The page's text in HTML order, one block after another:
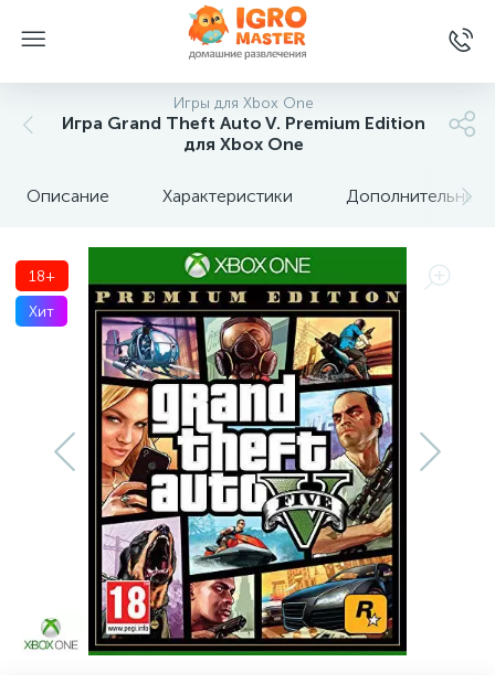
Игры для Xbox One
Игра Grand Theft Auto V. Premium Edition
для Xbox One
Описание Характеристики Дополнительные
18+
Хит